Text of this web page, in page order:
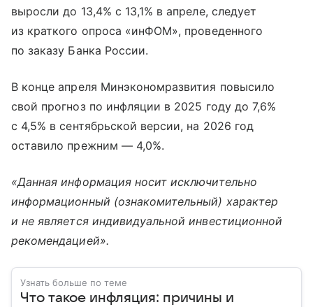
выросли до 13,4% с 13,1% в апреле, следует
из краткого опроса «инФОМ», проведенного
по заказу Банка России.
В конце апреля Минэкономразвития повысило
свой прогноз по инфляции в 2025 году до 7,6%
с 4,5% в сентябрьской версии, на 2026 год
оставило прежним — 4,0%.
«Данная информация носит исключительно
информационный (ознакомительный) характер
и не является индивидуальной инвестиционной
рекомендацией».
Узнать больше по теме
Что такое инфляция: причины и